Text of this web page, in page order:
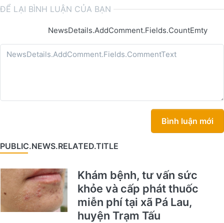
ĐỂ LẠI BÌNH LUẬN CỦA BẠN
NewsDetails.AddComment.Fields.CountEmty
Bình luận mới
PUBLIC.NEWS.RELATED.TITLE
Khám bệnh, tư vấn sức
khỏe và cấp phát thuốc
miễn phí tại xã Pá Lau,
huyện Trạm Tấu